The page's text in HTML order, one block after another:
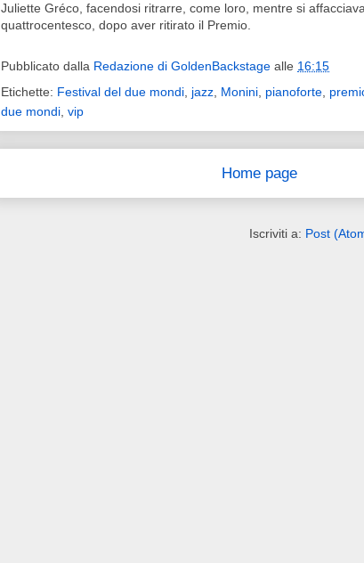
Juliette Gréco, facendosi ritrarre, come loro, mentre si
quattrocentesco, dopo aver ritirato il Premio.
Pubblicato dalla Redazione di GoldenBackstage alle 16:15
Etichette: Festival del due mondi, jazz, Monini, pianoforte,
due mondi, vip
Home page
Iscriviti a: Post